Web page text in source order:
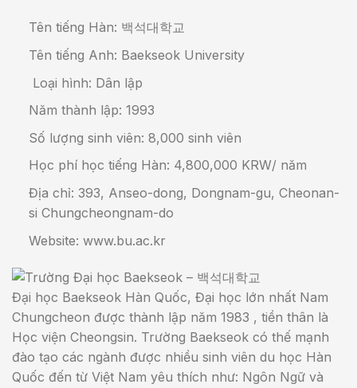
Tên tiếng Hàn: 백석대학교
Tên tiếng Anh: Baekseok University
Loại hình: Dân lập
Năm thành lập: 1993
Số lượng sinh viên: 8,000 sinh viên
Học phí học tiếng Hàn: 4,800,000 KRW/ năm
Địa chỉ: 393, Anseo-dong, Dongnam-gu, Cheonan-
si Chungcheongnam-do
Website: www.bu.ac.kr
Đại học Baekseok Hàn Quốc, Đại học lớn nhất Nam
Chungcheon được thành lập năm 1983 , tiền thân là
Học viện Cheongsin. Trường Baekseok có thế mạnh
đào tạo các ngành được nhiều sinh viên du học Hàn
Quốc đến từ Việt Nam yêu thích như: Ngôn Ngữ và